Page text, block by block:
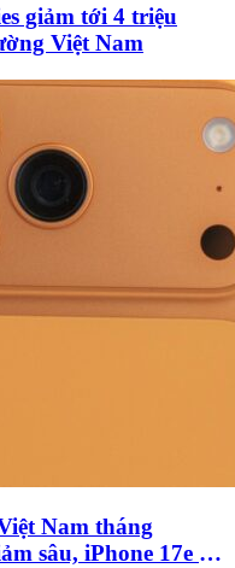
giảm tới 4 triệu
Việt Nam
Nam tháng
sâu, iPhone 17e rẻ